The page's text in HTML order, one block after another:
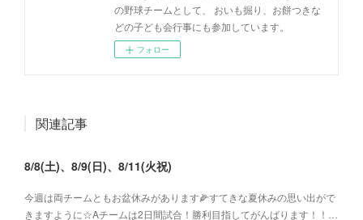
の野球チームとして、 おいも掘り、お餅つきな
どの子ども会行事にも参加しています。
フォロー
関連記事
8/8(土)、8/9(日)、8/11(火祝)
今週は両チームともお盆休みがあります🌽すてきな夏休みの思い出がで
きますように☆Aチームは2日間試合！勝利目指してがんばります！！…